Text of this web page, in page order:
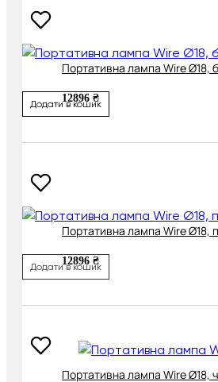
Портативна лампа Wire Ø18,
12896 ₴
Додати в кошик
Портативна лампа Wire Ø18,
12896 ₴
Додати в кошик
Портативна лампа Wire Ø18,